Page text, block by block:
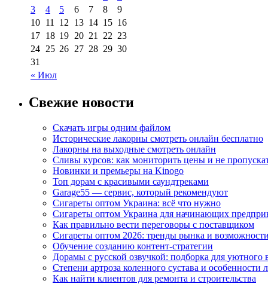
« Июл
3
4 5 6 7 8
9
10 11 12 13 14 15 16
17 18 19 20 21 22 23
24 25 26 27 28 29 30
31
Свежие новости
Скачать игры одним файлом
Исторические лакорны смотреть онлайн бесплатно
Лакорны на выходные смотреть онлайн
Сливы курсов: как мониторить цены и не
Новинки и премьеры на Kinogo
Топ дорам с красивыми саундтреками
Garage55 — сервис, который рекомендуют
Сигареты оптом Украина: всё что нужно
Сигареты оптом Украина для начинающих
Как правильно вести переговоры с поставщиком
Сигареты оптом 2026: тренды рынка и возможности
Обучение созданию контент-стратегии
Дорамы с русской озвучкой: подборка для уютного
Степени артроза коленного сустава и особенности
Как найти клиентов для ремонта и строительства